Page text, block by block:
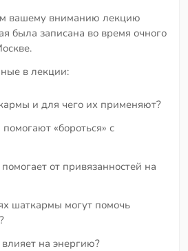
вашему вниманию лекцию
была записана во время очного
в лекции:
и для чего их применяют?
«бороться» с
от привязанностей на
шаткармы могут помочь
на энергию?